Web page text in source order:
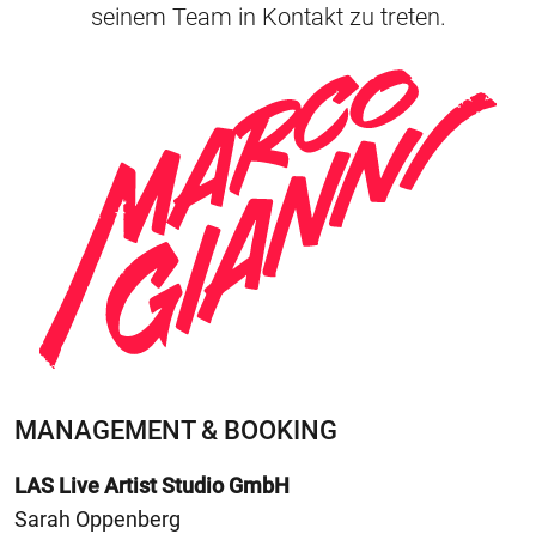
seinem Team in Kontakt zu treten.
MANAGEMENT & BOOKING
LAS Live Artist Studio GmbH
Sarah Oppenberg